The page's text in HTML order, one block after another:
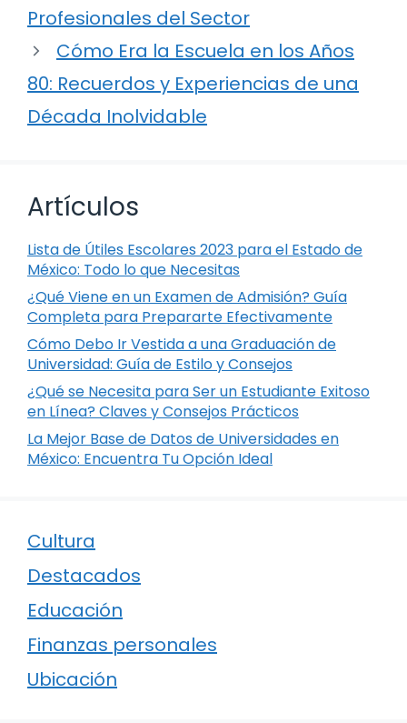
Profesionales del Sector
Cómo Era la Escuela en los Años
80: Recuerdos y Experiencias de una
Década Inolvidable
Artículos
Lista de Útiles Escolares 2023 para el Estado de
México: Todo lo que Necesitas
¿Qué Viene en un Examen de Admisión? Guía
Completa para Prepararte Efectivamente
Cómo Debo Ir Vestida a una Graduación de
Universidad: Guía de Estilo y Consejos
¿Qué se Necesita para Ser un Estudiante Exitoso
en Línea? Claves y Consejos Prácticos
La Mejor Base de Datos de Universidades en
México: Encuentra Tu Opción Ideal
Cultura
Destacados
Educación
Finanzas personales
Ubicación